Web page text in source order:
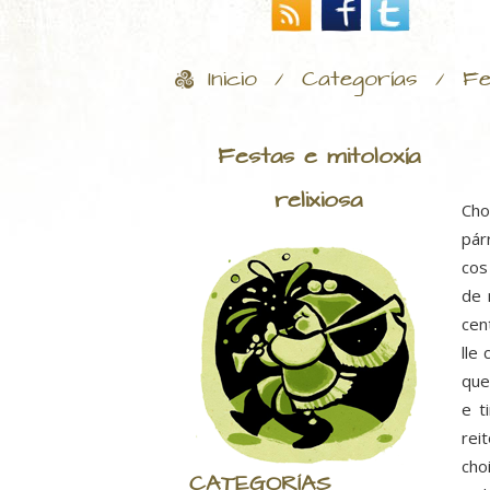
Inicio / Categorías /
Festas e mitoloxía
relixiosa
de
lle
e